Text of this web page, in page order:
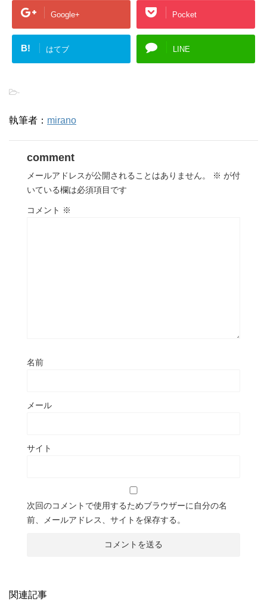
Google+ Pocket
B! はてブ LINE
-
執筆者： mirano
comment
メールアドレスが公開されることはありません。 ※ が付
いている欄は必須項目です
コメント ※
名前
メール
サイト
次回のコメントで使用するためブラウザーに自分の名
前、メールアドレス、サイトを保存する。
関連記事